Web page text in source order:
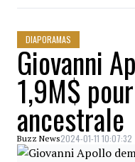
DIAPORAMAS
Giovanni
1,9M$
ancestrale
Buzz News2024-01-11 10:07:32